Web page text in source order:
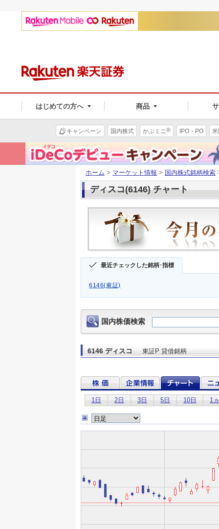
はじめての方へ 商品
キャンペーン 国内株式 かぶミニ® IPO・PO
ホーム > マーケット情報 > 国内株式銘柄検索
ディスコ(6146) チャート
最近チェックした銘柄･指標
6146(東証)